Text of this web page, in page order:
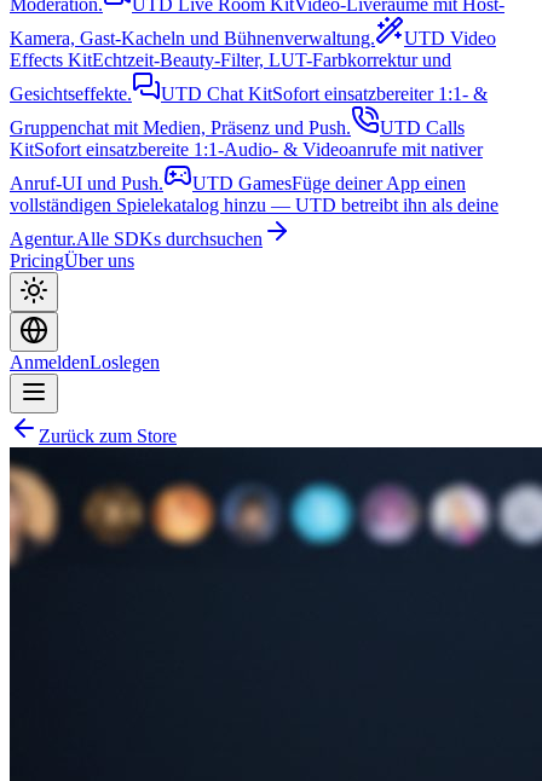
Moderation.
UTD Live Room KitVideo-Liveräume mit Host-
Kamera, Gast-Kacheln und Bühnenverwaltung.
UTD Video
Effects KitEchtzeit-Beauty-Filter, LUT-Farbkorrektur und
Gesichtseffekte.
UTD Chat KitSofort einsatzbereiter 1:1- &
Gruppenchat mit Medien, Präsenz und Push.
UTD Calls
KitSofort einsatzbereite 1:1-Audio- & Videoanrufe mit nativer
Anruf-UI und Push.
UTD GamesFüge deiner App einen
vollständigen Spielekatalog hinzu — UTD betreibt ihn als deine
Agentur.Alle SDKs durchsuchen
PricingÜber uns
AnmeldenLoslegen
Zurück zum Store